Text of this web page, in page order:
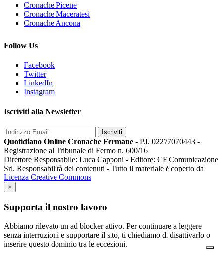
Cronache Picene
Cronache Maceratesi
Cronache Ancona
Follow Us
Facebook
Twitter
LinkedIn
Instagram
Iscriviti alla Newsletter
Iscriviti
Quotidiano Online Cronache Fermane - P.I. 02277070443 -
Registrazione al Tribunale di Fermo n. 600/16
Direttore Responsabile: Luca Capponi - Editore: CF Comunicazione
Srl. Responsabilità dei contenuti - Tutto il materiale è coperto da
Licenza Creative Commons
×
Supporta il nostro lavoro
Abbiamo rilevato un ad blocker attivo. Per continuare a leggere
senza interruzioni e supportare il sito, ti chiediamo di disattivarlo o
inserire questo dominio tra le eccezioni.